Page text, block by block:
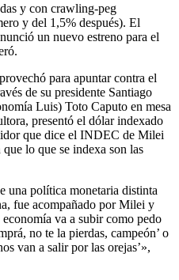
y con crawling-peg
y del 1,5% después). El
un nuevo estreno para el
para apuntar contra el
de su presidente Santiago
Luis) Toto Caputo en mesa
presentó el dólar indexado
que dice el INDEC de Milei
lo que se indexa son las
una política monetaria distinta
fue acompañado por Milei y
va a subir como pedo
no te la pierdas, campeón’ o
van a salir por las orejas’»,